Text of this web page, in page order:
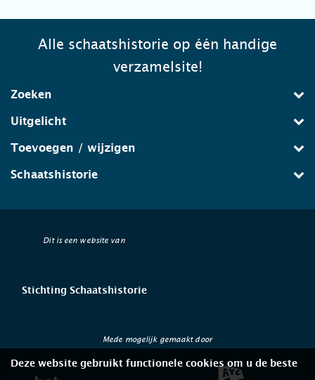
Alle schaatshistorie op één handige
verzamelsite!
Zoeken
Uitgelicht
Toevoegen / wijzigen
Schaatshistorie
Dit is een website van
Stichting Schaatshistorie
Mede mogelijk gemaakt door
Deze website gebruikt functionele cookies om u de beste